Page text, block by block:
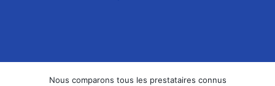
Nous comparons tous les prestataires connus